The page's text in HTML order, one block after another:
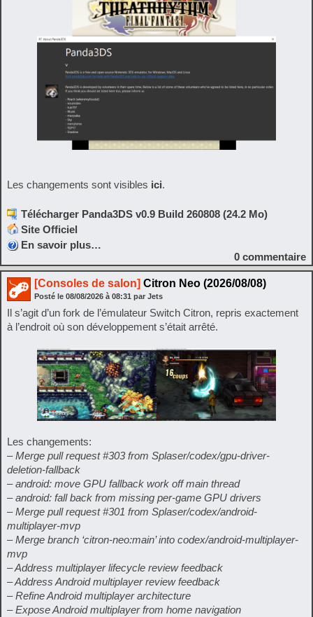
Les changements sont visibles ici.
Télécharger Panda3DS v0.9 Build 260808 (24.2 Mo)
Site Officiel
En savoir plus…
0 commentaire
[Consoles de salon] Citron Neo (2026/08/08)
Posté le 08/08/2026 à 08:31 par Jets
Il s’agit d’un fork de l’émulateur Switch Citron, repris exactement
à l’endroit où son développement s’était arrêté.
Les changements:
– Merge pull request #303 from Splaser/codex/gpu-driver-
deletion-fallback
– android: move GPU fallback work off main thread
– android: fall back from missing per-game GPU drivers
– Merge pull request #301 from Splaser/codex/android-
multiplayer-mvp
– Merge branch ‘citron-neo:main’ into codex/android-multiplayer-
mvp
– Address multiplayer lifecycle review feedback
– Address Android multiplayer review feedback
– Refine Android multiplayer architecture
– Expose Android multiplayer from home navigation